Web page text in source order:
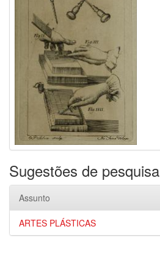
Sugestões de pesquisa
Assunto
ARTES PLÁSTICAS